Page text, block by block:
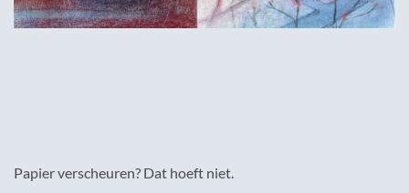
Papier verscheuren? Dat hoeft niet.